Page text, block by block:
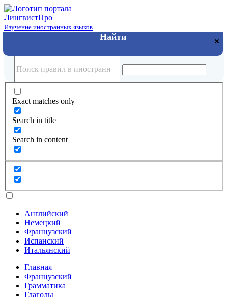
ЛингвистПро
Изучение иностранных языков
Exact matches only
Search in title
Search in content
Английский
Немецкий
Французский
Испанский
Итальянский
Главная
Французский
Грамматика
Глаголы